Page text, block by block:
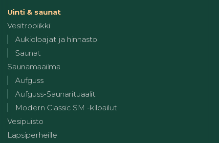
Uinti & saunat
Vesitropiikki
Aukioloajat ja hinnasto
Saunat
Saunamaailma
Aufguss
Aufguss-Saunarituaalit
Modern Classic SM -kilpailut
Vesipuisto
Lapsiperheille